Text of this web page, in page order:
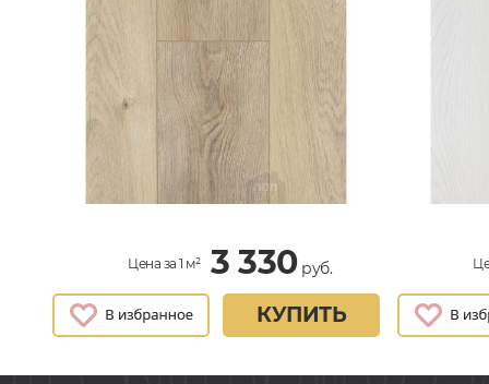
Цена за 1 м² 3 330руб.
КУПИТЬ